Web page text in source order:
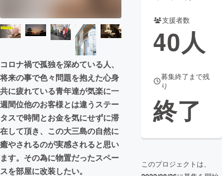
コミュニティ
コロナ禍で孤独を深めている人、
将来の事で色々問題を抱えた心身
共に疲れている青年達が気楽に一
週間位他のお客様とは違うステー
タスで時間とお金を気にせずに滞
在して頂き、この大三島の自然に
癒やされるのが実感されると思い
ます。その為に物置だったスペー
スを部屋に改装したい。
支援者数
40人
募集終了まで残
り
終了
このプロジェクトは、